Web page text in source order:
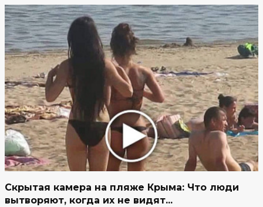
Скрытая камера на пляже Крыма: Что люди
вытворяют, когда их не видят...